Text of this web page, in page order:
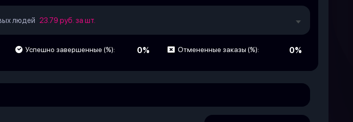
людей 23.79 руб. за шт.
Успешно завершенные (%): 0% Отмененные заказы (%): 0%